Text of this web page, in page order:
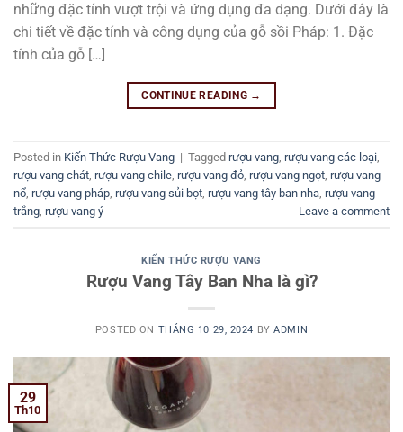
những đặc tính vượt trội và ứng dụng đa dạng. Dưới đây là
chi tiết về đặc tính và công dụng của gỗ sồi Pháp: 1. Đặc
tính của gỗ […]
CONTINUE READING →
Posted in Kiến Thức Rượu Vang | Tagged rượu vang rượu vang các loại
rượu vang chát rượu vang chile rượu vang đỏ rượu vang ngọt rượu vang
nổ rượu vang pháp rượu vang sủi bọt rượu vang tây ban nha rượu vang
trắng rượu vang ý Leave a comment
KIẾN THỨC RƯỢU VANG
Rượu Vang Tây Ban Nha là gì?
POSTED ON THÁNG 10 29, 2024 BYADMIN
29
Th10